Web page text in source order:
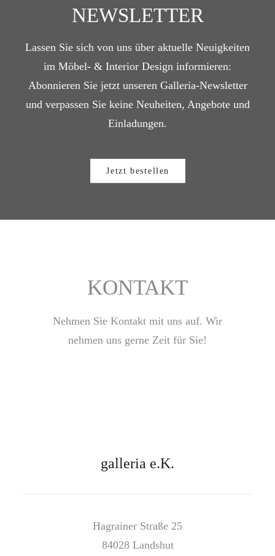
NEWSLETTER
Lassen Sie sich von uns über aktuelle Neuigkeiten
im Möbel- & Interior Design informieren:
Abonnieren Sie jetzt unseren Galleria-Newsletter
und verpassen Sie keine Neuheiten, Angebote und
Einladungen.
Jetzt bestellen
KONTAKT
Nehmen Sie Kontakt mit uns auf. Wir
nehmen uns gerne Zeit für Sie!
galleria e.K.
Hagrainer Straße 25
84028 Landshut